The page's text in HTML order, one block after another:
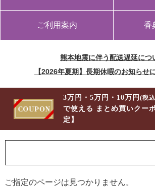
ご利用案内 香
熊本地震に伴う配送遅延につ
【2026年夏期】長期休暇のお知らせ
3万円・5万円・10万円(税
で使える まとめ買いクー
定】
ご指定のページは見つかりません。